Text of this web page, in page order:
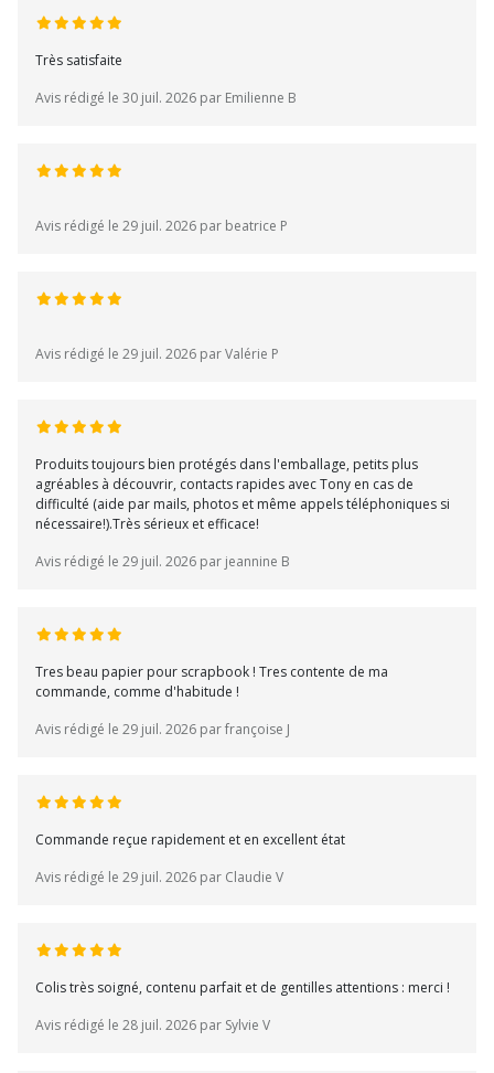
Très satisfaite
Avis rédigé le 30 juil. 2026 par Emilienne B
Avis rédigé le 29 juil. 2026 par beatrice P
Avis rédigé le 29 juil. 2026 par Valérie P
Produits toujours bien protégés dans l'emballage, petits plus
agréables à découvrir, contacts rapides avec Tony en cas de
difficulté (aide par mails, photos et même appels téléphoniques si
nécessaire!).Très sérieux et efficace!
Avis rédigé le 29 juil. 2026 par jeannine B
Tres beau papier pour scrapbook ! Tres contente de ma
commande, comme d'habitude !
Avis rédigé le 29 juil. 2026 par françoise J
Commande reçue rapidement et en excellent état
Avis rédigé le 29 juil. 2026 par Claudie V
Colis très soigné, contenu parfait et de gentilles attentions : merci !
Avis rédigé le 28 juil. 2026 par Sylvie V